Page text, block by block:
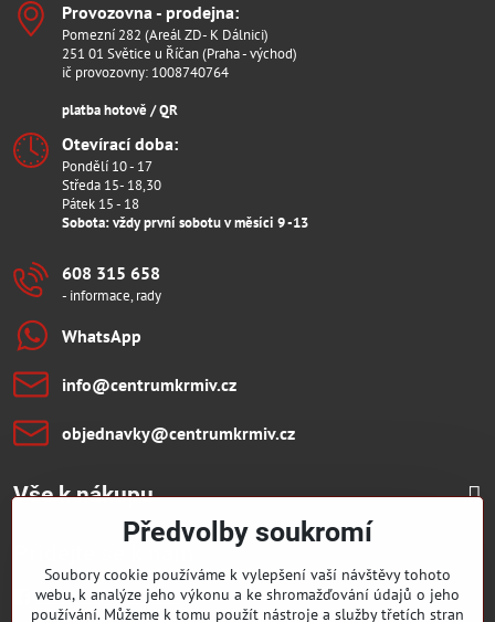
Provozovna - prodejna:
Pomezní 282 (Areál ZD- K Dálnici)
251 01 Světice u Říčan (Praha - východ)
ič provozovny: 1008740764
platba hotově / QR
Otevírací doba:
Pondělí 10 - 17
Středa 15- 18,30
Pátek 15 - 18
Sobota: vždy první sobotu v měsíci 9 -13
608 315 658
- informace, rady
WhatsApp
info​@centrumkrmiv​.cz
objednavky​@centrumkrmiv​.cz
Vše k nákupu
Facebook Youtube
Předvolby soukromí
Soubory cookie používáme k vylepšení vaší návštěvy tohoto
webu, k analýze jeho výkonu a ke shromažďování údajů o jeho
používání. Můžeme k tomu použít nástroje a služby třetích stran